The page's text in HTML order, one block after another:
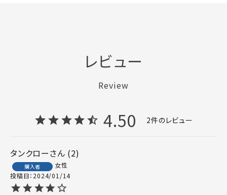
レビュー
Review
4.50 2
タンクロー 2
購入者
女性
投稿日 2024/01/14